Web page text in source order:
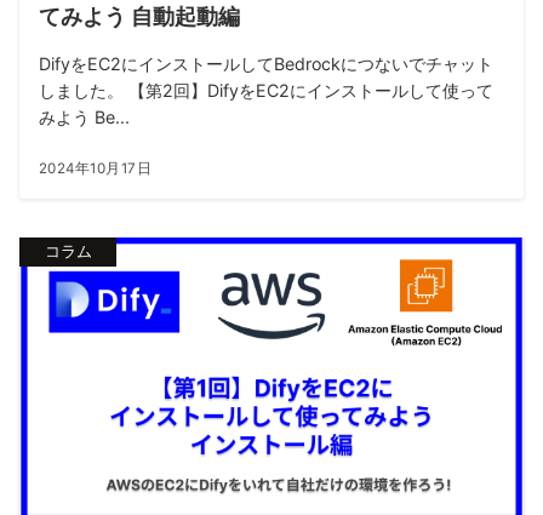
てみよう 自動起動編
DifyをEC2にインストールしてBedrockにつないでチャット
しました。 【第2回】DifyをEC2にインストールして使って
みよう Be...
2024年10月17日
コラム